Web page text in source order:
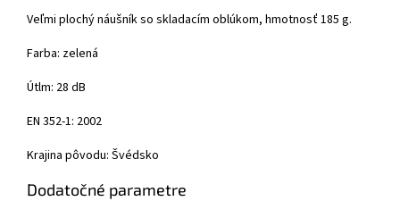
Veľmi plochý náušník so skladacím oblúkom, hmotnosť 185 g.
Farba: zelená
Útlm: 28 dB
EN 352-1: 2002
Krajina pôvodu: Švédsko
Dodatočné parametre